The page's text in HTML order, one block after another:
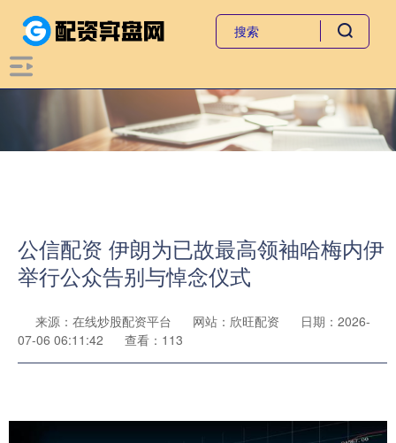
公信配资 伊朗为已故最高领袖哈梅内伊
举行公众告别与悼念仪式
来源：在线炒股配资平台 网站：欣旺配资
日期：2026-
07-06 06:11:42
查看：113